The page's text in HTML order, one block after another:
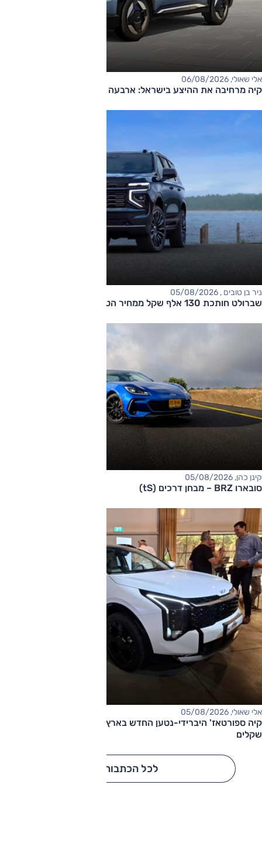
אלי שאולי, 06/08/2026
קיה מרחיבה את ההיצע בישראל: ארבעה דגמים חדשים בדרך
ניר בן טובים , 05/08/2026
שברולט חותכת 130 אלף שקל ממחיר הטאהו
קינן כהן, 05/08/2026
סובארו BRZ – מבחן דרכים (tS)
אלי שאולי, 05/08/2026
שקלים
לכל הכתבות